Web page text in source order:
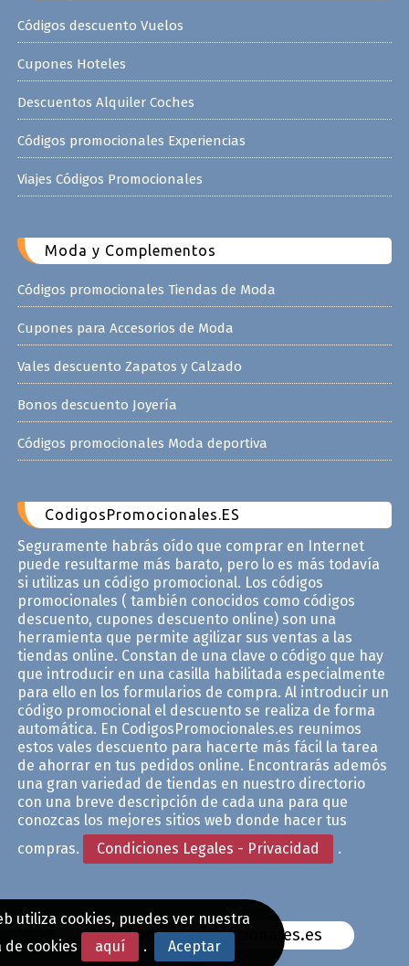
Códigos descuento Vuelos
Cupones Hoteles
Descuentos Alquiler Coches
Códigos promocionales Experiencias
Viajes Códigos Promocionales
Moda y Complementos
Códigos promocionales Tiendas de Moda
Cupones para Accesorios de Moda
Vales descuento Zapatos y Calzado
Bonos descuento Joyería
Códigos promocionales Moda deportiva
CodigosPromocionales.ES
Seguramente habrás oído que comprar en Internet
puede resultarme más barato, pero lo es más todavía
si utilizas un código promocional. Los códigos
promocionales ( también conocidos como códigos
descuento, cupones descuento online) son una
herramienta que permite agilizar sus ventas a las
tiendas online. Constan de una clave o código que hay
que introducir en una casilla habilitada especialmente
para ello en los formularios de compra. Al introducir un
código promocional el descuento se realiza de forma
automática. En CodigosPromocionales.es reunimos
estos vales descuento para hacerte más fácil la tarea
de ahorrar en tus pedidos online. Encontrarás ademós
una gran variedad de tiendas en nuestro directorio
con una breve descripción de cada una para que
conozcas los mejores sitios web donde hacer tus
compras.
Condiciones Legales - Privacidad .
www.CodigosPromocionales.es
utiliza cookies, puedes ver nuestra
cookies
aquí . Aceptar